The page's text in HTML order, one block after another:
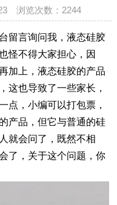
浏览次数： 2244
留言询问我，液态硅胶
怪不得大家担心，因
加上，液态硅胶的产品
这也导致了一些家长，
点，小编可以打包票，
产品，但它与普通的硅
就会问了，既然不相
了，关于这个问题，你